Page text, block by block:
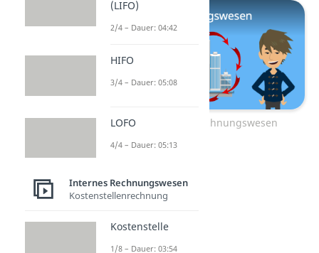
Zum Video: Rechnungswesen
(LIFO)
2/4 – Dauer: 04:42
HIFO
3/4 – Dauer: 05:08
LOFO
4/4 – Dauer: 05:13
Internes Rechnungswesen
Kostenstellenrechnung
Kostenstelle
1/8 – Dauer: 03:54